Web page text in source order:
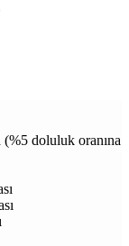
(%5 doluluk oranına